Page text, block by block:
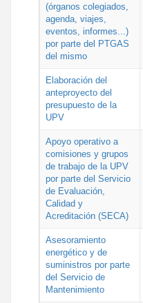
(órganos colegiados,
agenda, viajes,
eventos, informes...)
por parte del PTGAS
del mismo
Elaboración del
anteproyecto del
presupuesto de la
UPV
Apoyo operativo a
comisiones y grupos
de trabajo de la UPV
por parte del Servicio
de Evaluación,
Calidad y
Acreditación (SECA)
Asesoramiento
energético y de
suministros por parte
del Servicio de
Mantenimiento